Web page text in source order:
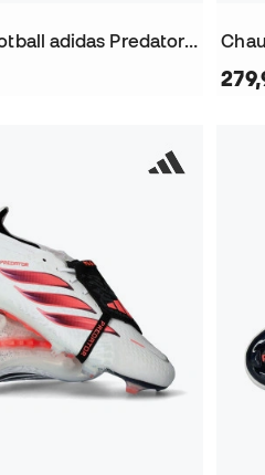
Chaussure de football adidas Predator Elite LL AG